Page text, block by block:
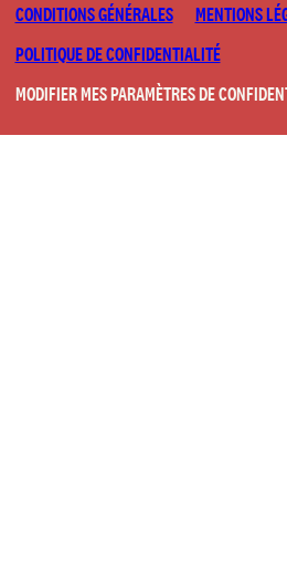
CONDITIONS GÉNÉRALES
MENTIONS
POLITIQUE DE CONFIDENTIALITÉ
MODIFIER MES PARAMÈTRES DE